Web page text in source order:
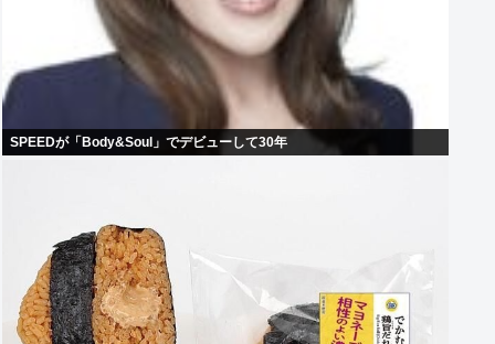
SPEEDが「Body&Soul」でデビューして30年